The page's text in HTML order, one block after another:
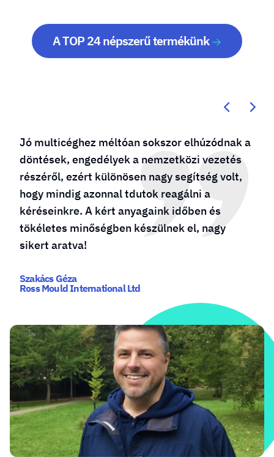
A TOP 24 népszerű termékünk
Jó multicéghez méltóan sokszor elhúzódnak a
döntések, engedélyek a nemzetközi vezetés
részéről, ezért különösen nagy segítség volt,
hogy mindig azonnal tdutok reagálni a
kéréseinkre. A kért anyagaink időben és
tökéletes minőségben készülnek el, nagy
sikert aratva!
Szakács Géza
Ross Mould International Ltd